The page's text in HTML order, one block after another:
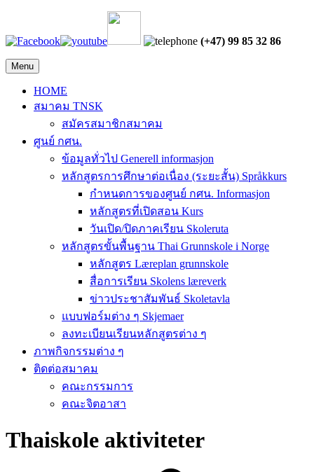
(+47) 99 85 32 86
Menu
HOME
สมาคม TNSK
สมัครสมาชิกสมาคม
ศูนย์ กศน.
ข้อมูลทั่วไป Generell informasjon
หลักสูตรการศึกษาต่อเนื่อง (ระยะสั้น) Språkkurs
กำหนดการของศูนย์ กศน. Informasjon
หลักสูตรที่เปิดสอน Kurs
วันเปิด/ปิดภาคเรียน Skoleruta
หลักสูตรขั้นพื้นฐาน Thai Grunnskole i Norge
หลักสูตร Læreplan grunnskole
สื่อการเรียน Skolens læreverk
ข่าวประชาสัมพันธ์ Skoletavla
แบบฟอร์มต่าง ๆ Skjemaer
ลงทะเบียนเรียนหลักสูตรต่าง ๆ
ภาพกิจกรรมต่าง ๆ
ติดต่อสมาคม
คณะกรรมการ
คณะจิตอาสา
Thaiskole aktiviteter